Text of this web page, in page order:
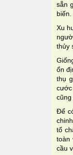
sẵn
biến.
Xu
thủy
ổn
thụ
cũng
Để
tố
toàn
cầu